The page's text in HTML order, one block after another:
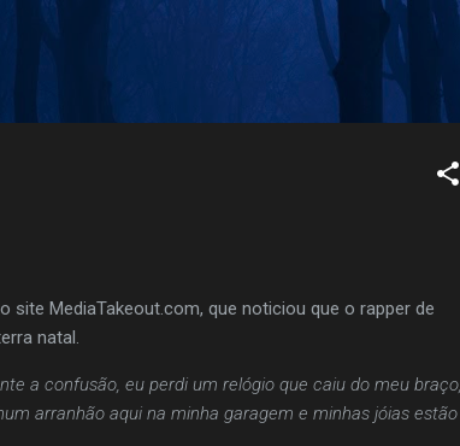
MediaTakeout.com, que noticiou que o rapper de
natal.
a confusão, eu perdi um relógio que caiu do meu braço,
arranhão aqui na minha garagem e minhas jóias estão